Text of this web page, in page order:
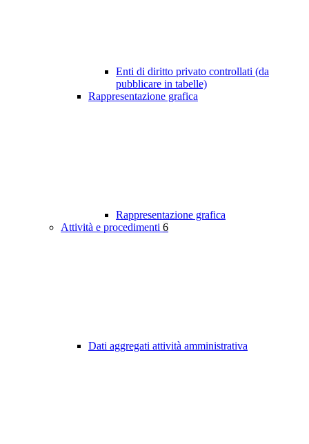
Enti di diritto privato controllati (da
pubblicare in tabelle)
Rappresentazione grafica
Rappresentazione grafica
Attività e procedimenti 6
Dati aggregati attività amministrativa